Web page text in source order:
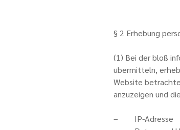
§ 2 Erhebung
(1) Bei der bloß
übermitteln,
Website
anzuzeigen und
– IP-Adresse